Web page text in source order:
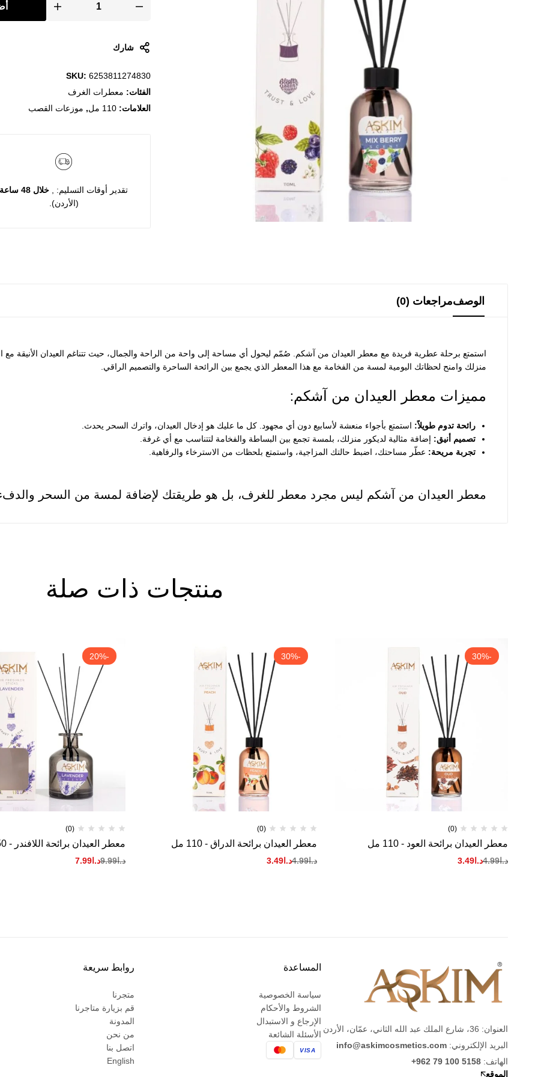
شارك
SKU: 6253811274830
الفئات: معطرات الغرف
العلامات: 110 مل , موزعات القصب
تقدير أوقات التسليم: , خلال 48 ساعة
(الأردن).
الوصفمراجعات (0)
استمتع برحلة عطرية فريدة مع معطر العيدان من آشكم. صُمّم ليحول أي مساحة إلى واحة من الراحة والجمال، حيث تتناغم العيدان الأنيقة مع
منزلك وامنح لحظاتك اليومية لمسة من الفخامة مع هذا المعطر الذي يجمع بين الرائحة الساحرة والتصميم الراقي.
مميزات معطر العيدان من آشكم:
رائحة تدوم طويلاً: استمتع بأجواء منعشة لأسابيع دون أي مجهود. كل ما عليك هو إدخال العيدان، واترك السحر يحدث.
تصميم أنيق: إضافة مثالية لديكور منزلك، بلمسة تجمع بين البساطة والفخامة لتتناسب مع أي غرفة.
تجربة مريحة: عطّر مساحتك، اضبط حالتك المزاجية، واستمتع بلحظات من الاسترخاء والرفاهية.
معطر العيدان من آشكم ليس مجرد معطر للغرف، بل هو طريقتك لإضافة لمسة من السحر
منتجات ذات صلة
-30%
(0)
معطر العيدان برائحة العود - 110 مل
د.ا4.99د.ا 3.49
-30%
(0)
معطر العيدان برائحة الدراق - 110 مل
د.ا4.99د.ا3.49
-20%
(0)
معطر العيدان برائحة اللافندر - 250 مل
د.ا9.99د.ا 7.99
العنوان: 36، شارع الملك عبد الله الثاني، عمّان، الأردن
البريد الإلكتروني: info@askimcosmetics.com
الهاتف: +962 79 100 5158
الموقع
المساعدة
سياسة الخصوصية
الشروط والأحكام
الإرجاع و الاستبدال
الأسئلة الشائعة
VISA
روابط سريعة
متجرنا
قم بزيارة متاجرنا
المدونة
من نحن
اتصل بنا
English